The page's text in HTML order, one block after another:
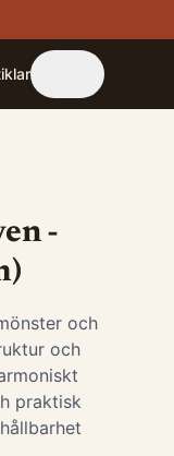
-
och
och
praktisk